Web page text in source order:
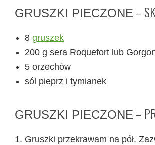
GRUSZKI PIECZONE –
8 gruszek
200 g sera Roquefort lub
5 orzechów
sól pieprz i tymianek
GRUSZKI PIECZONE –
Gruszki przekrawam na pół.